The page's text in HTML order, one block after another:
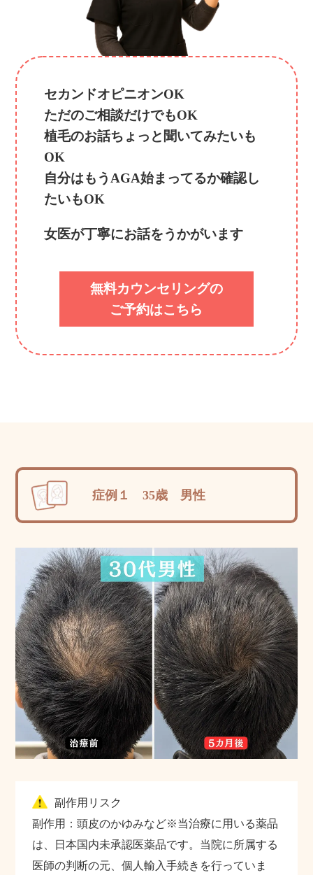
セカンドオピニオンOK
ただのご相談だけでもOK
植毛のお話ちょっと聞いてみたいも
OK
自分はもうAGA始まってるか確認し
たいもOK
女医が丁寧にお話をうかがいます
無料カウンセリングの
ご予約はこちら
症例１ 35歳 男性
副作用リスク
副作用：頭皮のかゆみなど※当治療に用いる薬品
は、日本国内未承認医薬品です。当院に所属する
医師の判断の元、個人輸入手続きを行っていま